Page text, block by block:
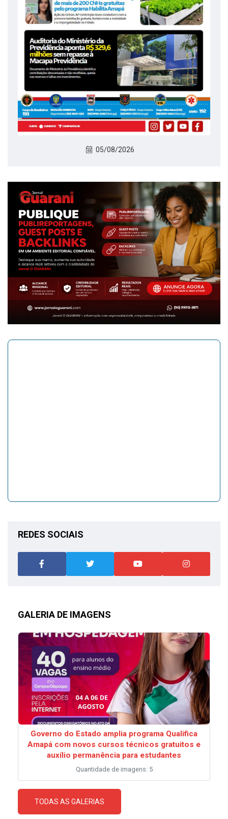
05/08/2026
REDES SOCIAIS
GALERIA DE IMAGENS
Governo do Estado amplia programa Qualifica
Amapá com novos cursos técnicos gratuitos e
auxílio permanência para estudantes
Quantidade de imagens: 5
TODAS AS GALERIAS